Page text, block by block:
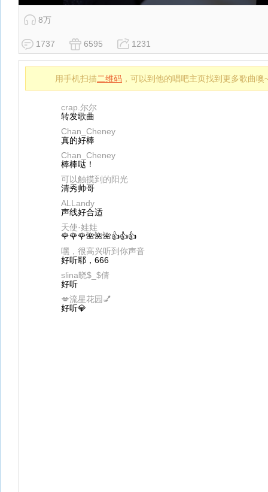
8万
1737 6595 1231
用手机扫描二维码 ，可以到他的唱吧主页找到更多歌曲噢
crap.尔尔
转发歌曲
Chan_Cheney
真的好棒
Chan_Cheney
棒棒哒！
可以触摸到的阳光
清秀帅哥
ALLandy
声线好合适
天使·娃娃
🌹🌹🌹🌺🌺🌺👍👍👍
嘿，很高兴听到你声音
好听耶，666
slina晓$_$倩
好听
💋流星花园💅
好听💎